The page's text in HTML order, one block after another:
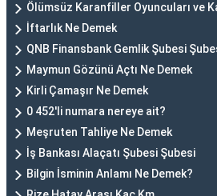
Ölümsüz Karanfiller Oyuncuları ve
İftarlık Ne Demek
QNB Finansbank Gemlik Şubesi
Maymun Gözünü Açtı Ne Demek
Kirli Çamaşır Ne Demek
0 452'li numara nereye ait?
Meşruten Tahliye Ne Demek
İş Bankası Alaçatı Şubesi Şubesi
Bilgin İsminin Anlamı Ne Demek?